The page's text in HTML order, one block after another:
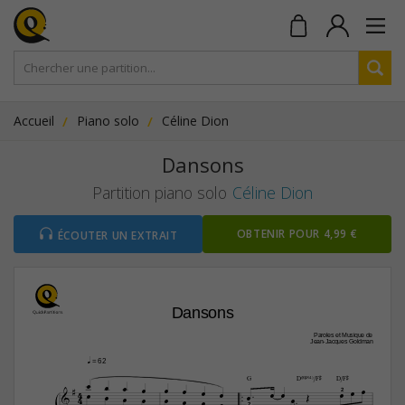
Accueil Piano solo Céline Dion
Dansons
Partition piano solo Céline Dion
ÉCOUTER UN EXTRAIT OBTENIR POUR 4,99 €
Dansons
Paroles et Musique de
Jean-Jacques Goldman

q = 62
4
4
 G D(“4)/F©
2
D/F©
     
              
